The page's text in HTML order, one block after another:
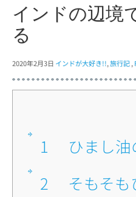
インドの辺境
る
2020年2月3日 インドが大好き!!,旅行記,
1
■ひまし
2
■そもそ